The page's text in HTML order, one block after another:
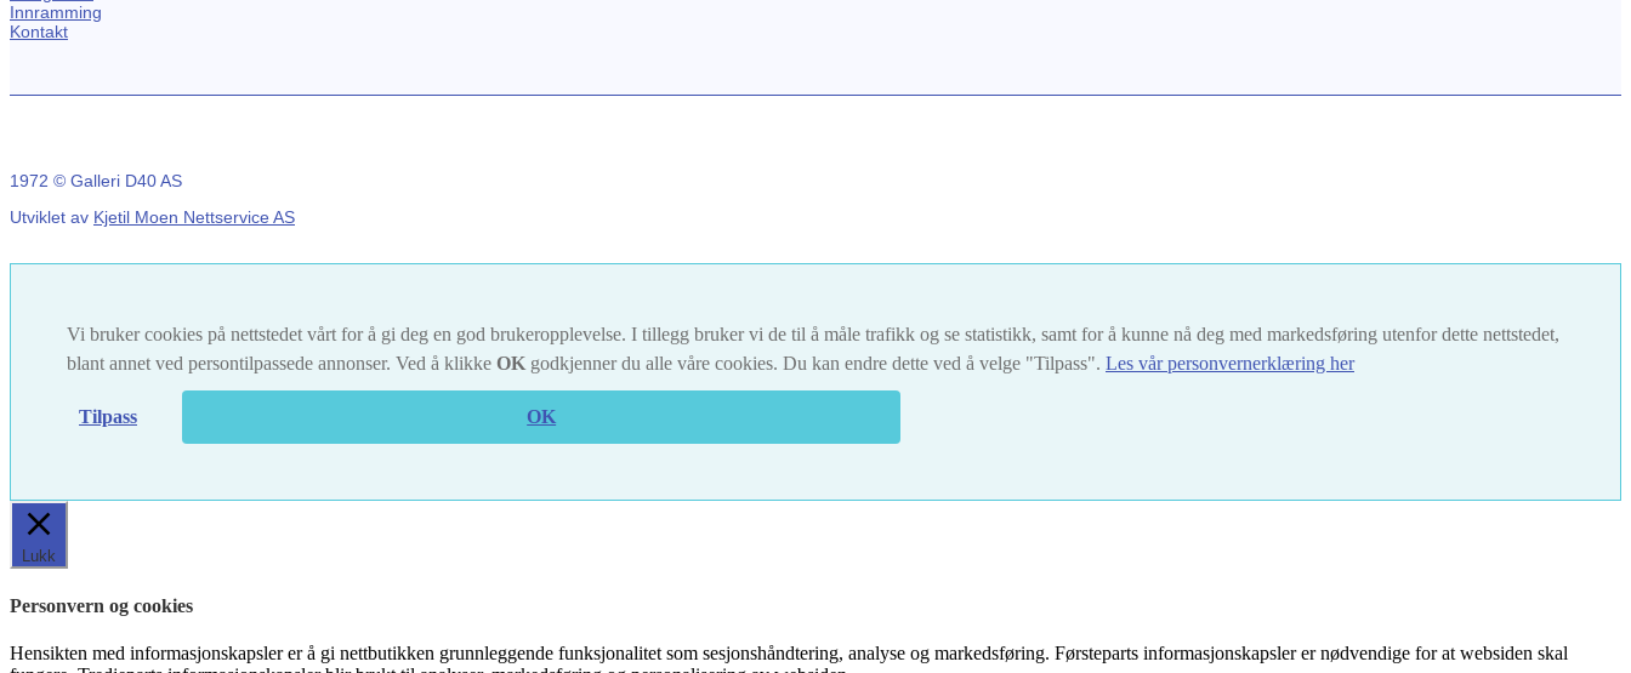
Innramming
Kontakt
1972 © Galleri D40 AS
Utviklet av Kjetil Moen Nettservice AS
Vi bruker cookies på nettstedet vårt for å gi deg en god brukeropplevelse. I tillegg bruker vi de til å måle trafikk og se statistikk, samt for å kunne nå deg med markedsføring utenfor dette nettstedet,
blant annet ved persontilpassede annonser. Ved å klikke OK godkjenner du alle våre cookies. Du kan endre dette ved å velge "Tilpass". Les vår personvernerklæring her
Tilpass OK
Lukk
Personvern og cookies
Hensikten med informasjonskapsler er å gi nettbutikken grunnleggende funksjonalitet som sesjonshåndtering, analyse og markedsføring. Førsteparts informasjonskapsler er nødvendige for at websiden skal